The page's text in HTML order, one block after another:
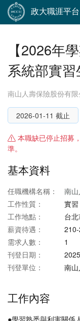
政大職涯平
【2026年
系統部實習
南山人壽保險股份有限
2026-01-11 截止
本職缺已停止招募
準。
基本資料
任職機構名稱：
南
工作性質：
實習
工作地點：
台
薪資待遇：
需求人數：
1
刊登日期：
刊登單位：
南
工作內容
●學習熟悉與利害關係